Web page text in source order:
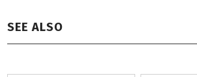
SEE ALSO